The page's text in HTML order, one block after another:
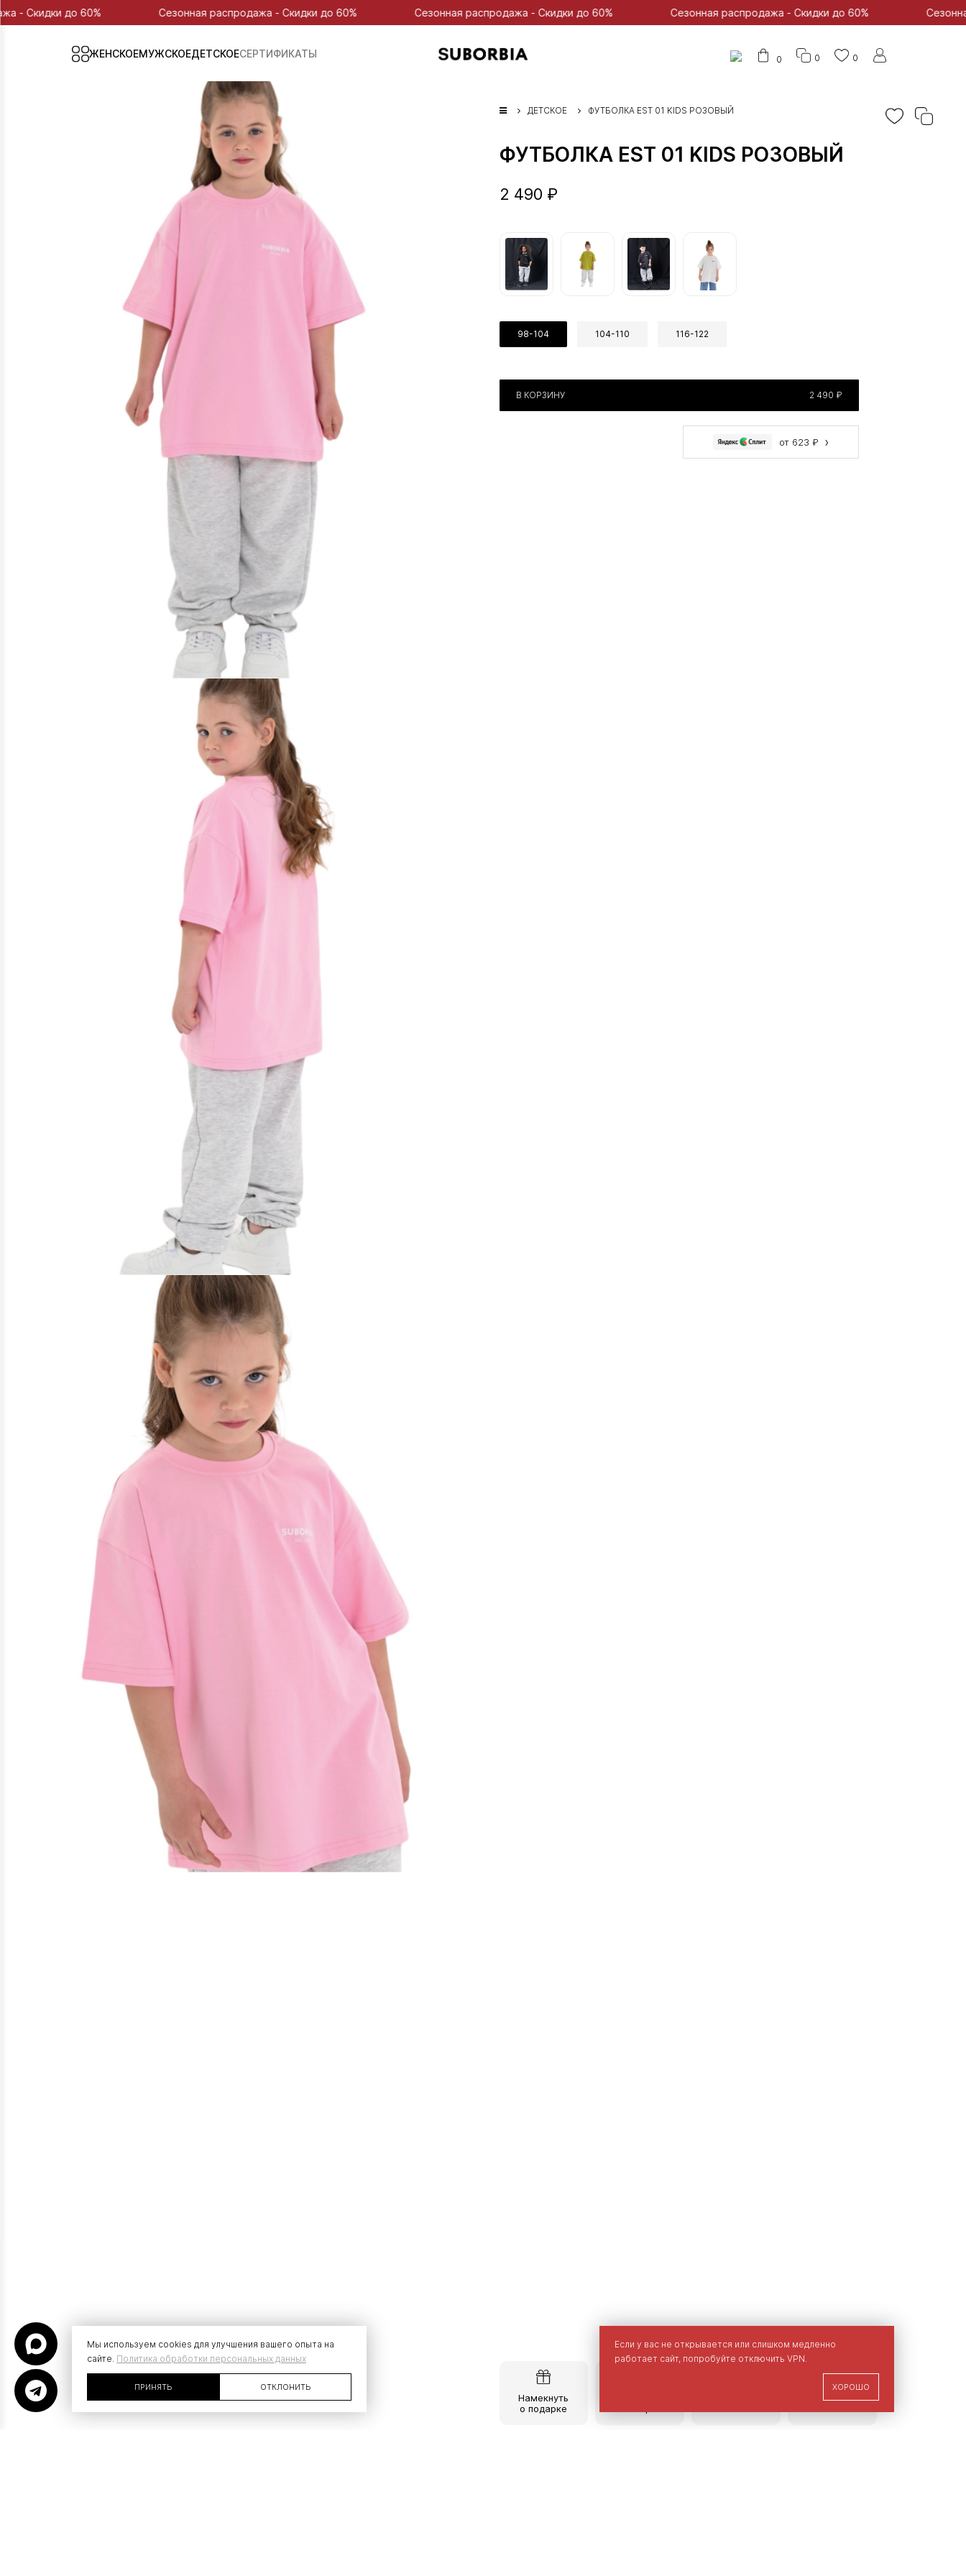
60% Сезонная распродажа - Скидки до 60% Сезонная распродажа - Скидки до 60% Сезонная распродажа - Скидки до 60% Сезонная
ЖЕНСКОЕМУЖСКОЕДЕТСКОЕСЕРТИФИКАТЫ 0
0
0
ДЕТСКОЕ ФУТБОЛКА EST 01 KIDS РОЗОВЫЙ
ФУТБОЛКА EST 01 KIDS РОЗОВЫЙ
2 490 ₽
98-104 104-110 116-122
В КОРЗИНУ 2 490 ₽
от 623 ₽ ›
Намекнуть
о подарке
Наличие
Мы используем cookies для улучшения вашего опыта на
сайте. Политика обработки персональных данных
ПРИНЯТЬ ОТКЛОНИТЬ
Если у вас не открывается или слишком медленно
работает сайт, попробуйте отключить VPN.
ХОРОШО